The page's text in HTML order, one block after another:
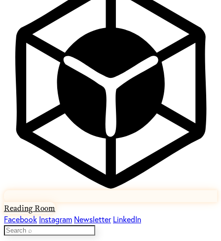
Reading Room
Facebook Instagram Newsletter LinkedIn